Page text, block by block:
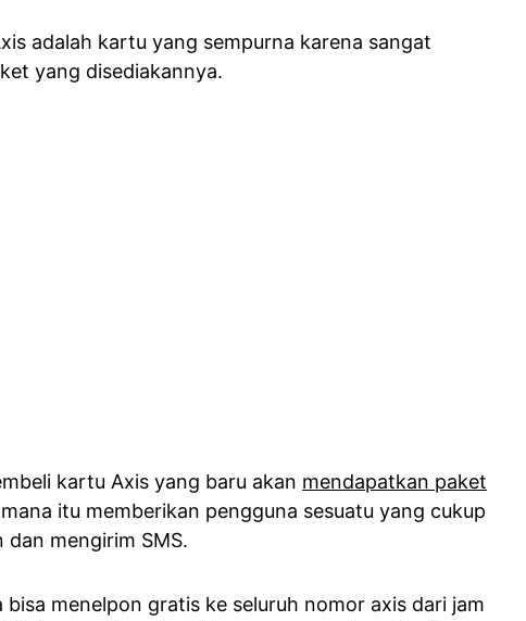
adalah kartu yang sempurna karena sangat
yang disediakannya.
kartu Axis yang baru akan mendapatkan paket
itu memberikan pengguna sesuatu yang cukup
mengirim SMS.
menelpon gratis ke seluruh nomor axis dari jam